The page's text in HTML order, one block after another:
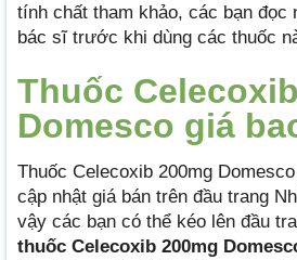
tính chất tham khảo, các bạn đọc
bác sĩ trước khi dùng các thuốc
Thuốc
Domesco giá
Thuốc Celecoxib 200mg
cập nhật giá bán trên đầu trang
vậy các bạn có thể kéo lên đầu
thuốc Celecoxib 200mg